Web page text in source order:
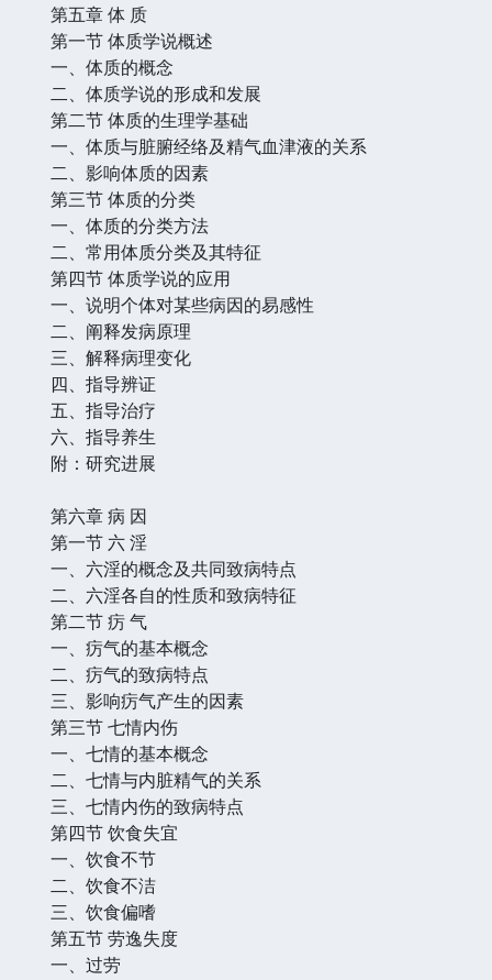
第五章 体 质
第一节 体质学说概述
一、体质的概念
二、体质学说的形成和发展
第二节 体质的生理学基础
一、体质与脏腑经络及精气血津液的关系
二、影响体质的因素
第三节 体质的分类
一、体质的分类方法
二、常用体质分类及其特征
第四节 体质学说的应用
一、说明个体对某些病因的易感性
二、阐释发病原理
三、解释病理变化
四、指导辨证
五、指导治疗
六、指导养生
附：研究进展
第六章 病 因
第一节 六 淫
一、六淫的概念及共同致病特点
二、六淫各自的性质和致病特征
第二节 疠 气
一、疠气的基本概念
二、疠气的致病特点
三、影响疠气产生的因素
第三节 七情内伤
一、七情的基本概念
二、七情与内脏精气的关系
三、七情内伤的致病特点
第四节 饮食失宜
一、饮食不节
二、饮食不洁
三、饮食偏嗜
第五节 劳逸失度
一、过劳